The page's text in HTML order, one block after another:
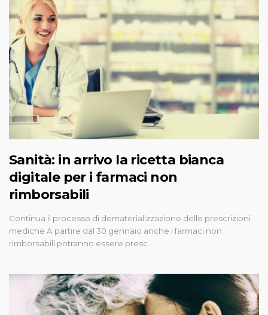
Sanità: in arrivo la ricetta bianca
digitale per i farmaci non
rimborsabili
Continua il processo di dematerializzazione delle prescrizioni
mediche A partire dal 30 gennaio anche i farmaci non
rimborsabili potranno essere presc…